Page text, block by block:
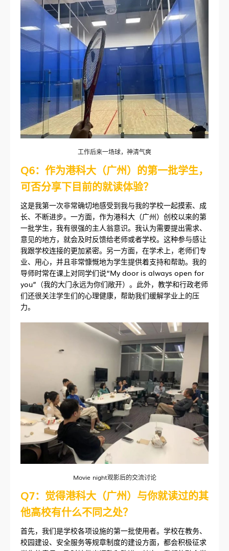
工作后来一场球，神清气爽
Q6：作为港科大（广州）的第一批学生，
可否分享下目前的就读体验？
这是我第一次非常确切地感受到我与我的学校一起摸索、成
长、不断进步。一方面，作为港科大（广州）创校以来的第
一批学生，我有很强的主人翁意识。我认为需要提出需求、
意见的地方，就会及时反馈给老师或者学校。这种参与感让
我跟学校连接的更加紧密。另一方面，在学术上，老师们专
业、用心，并且非常慷慨地为学生提供着支持和帮助。我的
导师时常在课上对同学们说“My door is always open for
you”（我的大门永远为你们敞开）。此外，教学和行政老师
们还很关注学生们的心理健康，帮助我们缓解学业上的压
力。
Movie night观影后的交流讨论
Q7：觉得港科大（广州）与你就读过的其
他高校有什么不同之处？
首先，我们是学校各项设施的第一批使用者。学校在教务、
校园建设、安全服务等规章制度的建设方面，都会积极征求